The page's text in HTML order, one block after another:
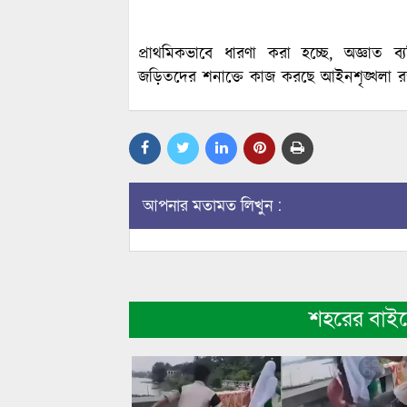
প্রাথমিকভাবে ধারণা করা হচ্ছে, অজ্ঞাত
জড়িতদের শনাক্তে কাজ করছে আইনশৃঙ্খলা
আপনার মতামত লিখুন :
শহরের